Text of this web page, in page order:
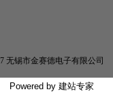
无锡市金赛德电子有限公司
Powered by 建站专家